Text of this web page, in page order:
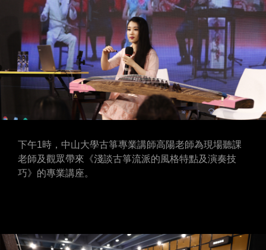
下午1時，中山大學古箏專業講師高陽老師為現場聽課
老師及觀眾帶來《淺談古箏流派的風格特點及演奏技
巧》的專業講座。